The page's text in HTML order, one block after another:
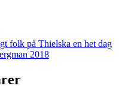
folk på Thielska en het dag
2018